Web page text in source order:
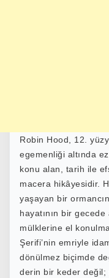
Robin Hood , 12.
egemenliği altında
konu alan, tarih ile
macera hikâyesidir.
yaşayan bir
hayatının bir
mülklerine el
Şerifi’nin emriyle
dönülmez biçimde
derin bir keder değil;